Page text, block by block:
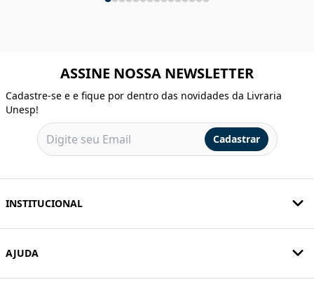
ASSINE NOSSA NEWSLETTER
Cadastre-se e e fique por dentro das novidades da Livraria
Unesp!
Cadastrar
INSTITUCIONAL
AJUDA